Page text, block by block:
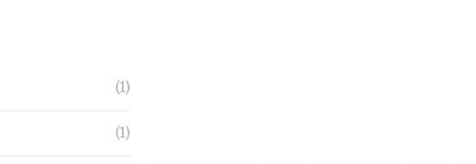
(1)
(1)